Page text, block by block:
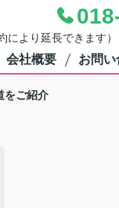
により延長できます
会社概要 お問い
をご紹介